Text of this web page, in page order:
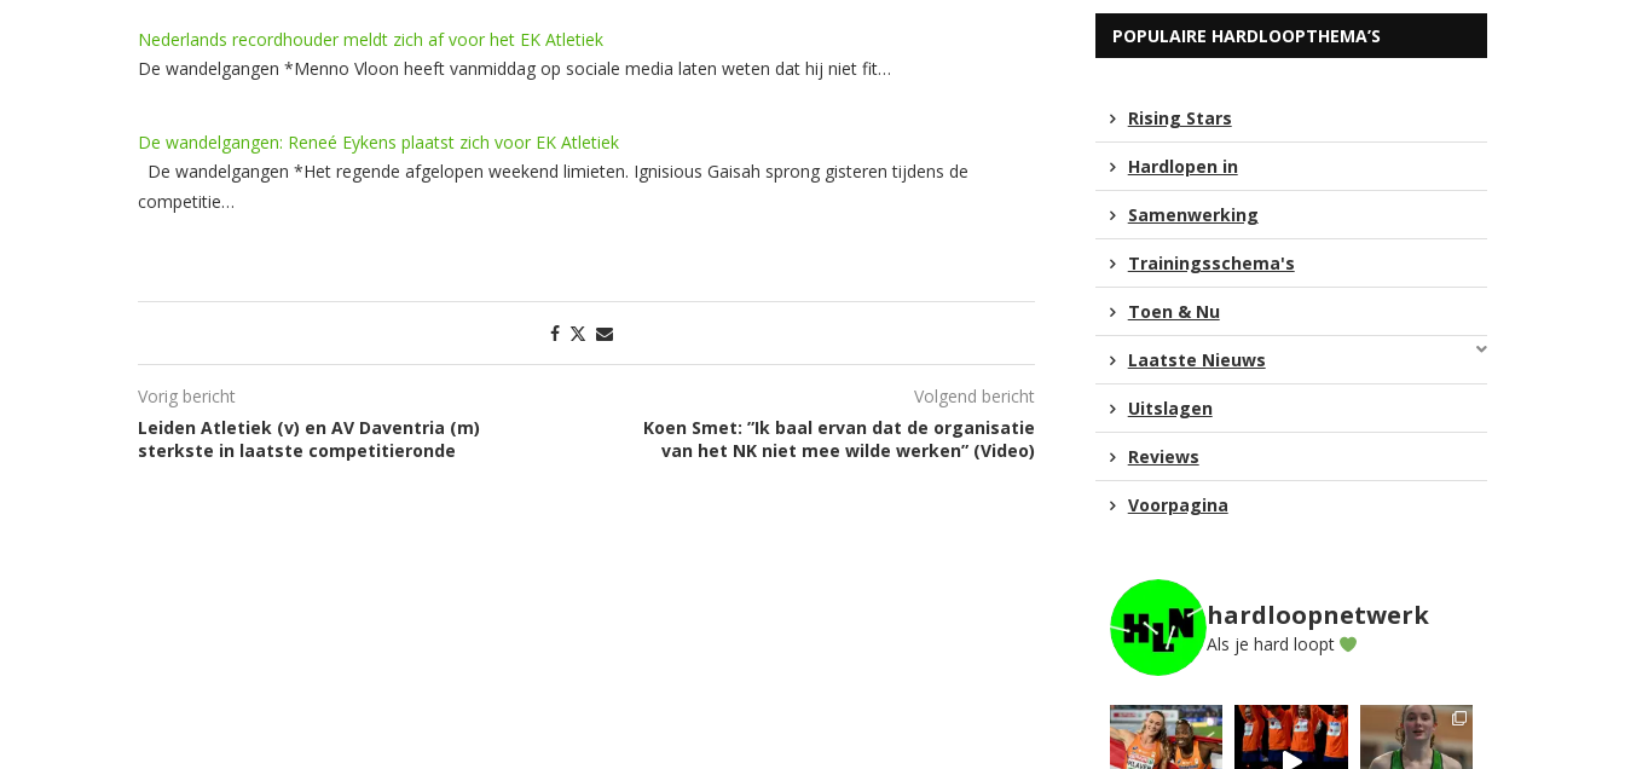
Nederlands recordhouder meldt zich af voor het EK Atletiek
De wandelgangen *Menno Vloon heeft vanmiddag op sociale media laten weten dat hij niet fit…
De wandelgangen: Reneé Eykens plaatst zich voor EK Atletiek
De wandelgangen *Het regende afgelopen weekend limieten. Ignisious Gaisah sprong gisteren tijdens de
competitie…
Vorig bericht
Leiden Atletiek (v) en AV Daventria (m)
sterkste in laatste competitieronde
Volgend bericht
Koen Smet: ”Ik baal ervan dat de organisatie
van het NK niet mee wilde werken” (Video)
POPULAIRE HARDLOOPTHEMA’S
Rising Stars
Hardlopen in
Samenwerking
Trainingsschema's
Toen & Nu
Laatste Nieuws
Uitslagen
Reviews
Voorpagina
hardloopnetwerk
Als je hard loopt